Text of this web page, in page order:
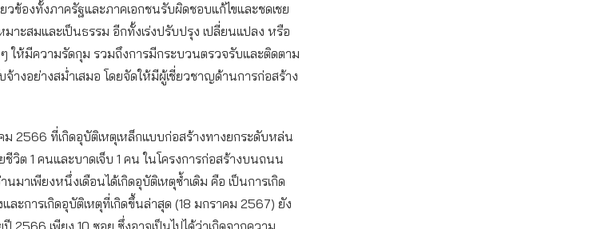
วข้องทั้งภาครัฐและภาคเอกชนรับผิดชอบแก้ไขและชดเชย
มาะสมและเป็นธรรม อีกทั้งเร่งปรับปรุง เปลี่ยนแปลง หรือ
ให้มีความรัดกุม รวมถึงการมีกระบวนตรวจรับและติดตาม
างอย่างสม่ำเสมอ โดยจัดให้มีผู้เชี่ยวชาญด้านการก่อสร้าง
2566 ที่เกิดอุบัติเหตุเหล็กแบบก่อสร้างทางยกระดับหล่น
ต 1 คนและบาดเจ็บ 1 คน ในโครงการก่อสร้างบนถนน
าเพียงหนึ่งเดือนได้เกิดอุบัติเหตุซ้ำเดิม คือ เป็นการเกิด
ะการเกิดอุบัติเหตุที่เกิดขึ้นล่าสุด (18 มกราคม 2567) ยัง
2566 เพียง 10 ซอย ซึ่งอาจเป็นไปได้ว่าเกิดจากความ